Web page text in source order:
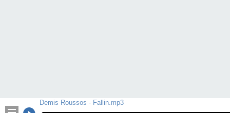
Demis Roussos - Fallin.mp3